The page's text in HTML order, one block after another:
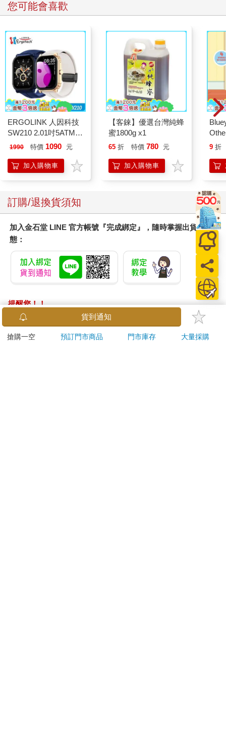
您可能會喜歡
ERGOLINK 人因科技
SW210 2.01吋5ATM游
泳心率血氧藍牙通話腕
1990 特價 1090 元
加入購物車
【客錸】優選台灣純蜂
蜜1800g x1
65 折 特價 780 元
加入購物車
9 折
訂購/退換貨須知
加入金石堂 LINE 官方帳號『完成綁定』，隨時掌握出貨動
態：
提醒您！！
金石堂及銀行均不會請您操作ATM! 如接獲電話要求您前往
ATM提款機，請不要聽從指示，以免受騙上當！
貨到通知
搶購一空 預訂門市商品 門市庫存 大量採購